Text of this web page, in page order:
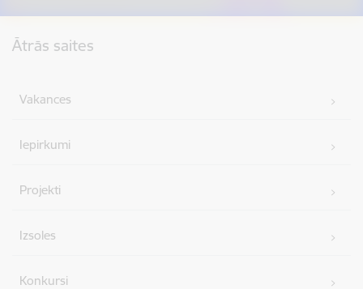
Ātrās saites
Vakances
Iepirkumi
Projekti
Izsoles
Konkursi